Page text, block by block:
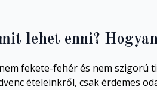
lehet enni?
fekete-fehér és nem szigorú
ételeinkről, csak érdemes